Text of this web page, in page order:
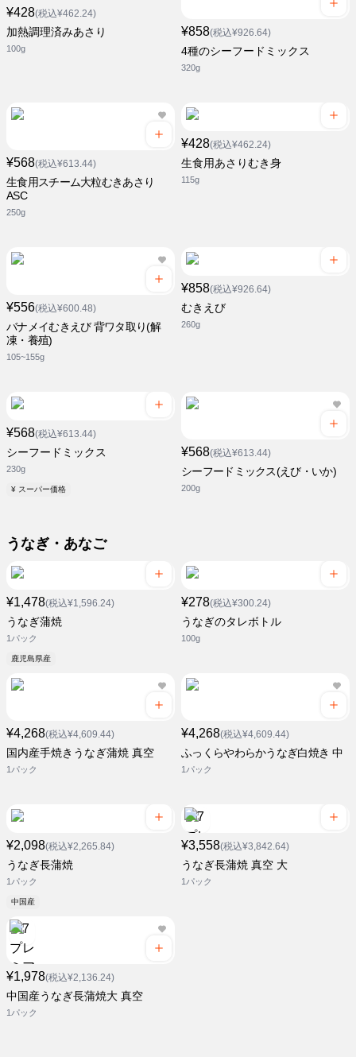
¥428(税込¥462.24)
加熱調理済みあさり
100g
¥858(税込¥926.64)
4種のシーフードミックス
320g
¥568(税込¥613.44)
生食用スチーム大粒むきあさり
ASC
250g
¥428(税込¥462.24)
生食用あさりむき身
115g
¥556(税込¥600.48)
バナメイむきえび 背ワタ取り(解
凍・養殖)
105~155g
¥858(税込¥926.64)
むきえび
260g
¥568(税込¥613.44)
シーフードミックス
230g
¥ スーパー価格
¥568(税込¥613.44)
シーフードミックス(えび・いか)
200g
うなぎ・あなご
¥1,478(税込¥1,596.24)
うなぎ蒲焼
1パック
鹿児島県産
¥278(税込¥300.24)
うなぎのタレボトル
100g
¥4,268(税込¥4,609.44)
国内産手焼きうなぎ蒲焼 真空
1パック
¥4,268(税込¥4,609.44)
ふっくらやわらかうなぎ白焼き 中
1パック
¥2,098(税込¥2,265.84)
うなぎ長蒲焼
1パック
中国産
¥3,558(税込¥3,842.64)
うなぎ長蒲焼 真空 大
1パック
¥1,978(税込¥2,136.24)
中国産うなぎ長蒲焼大 真空
1パック